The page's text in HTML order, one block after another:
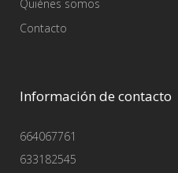
Quiénes somos
Contacto
Información de contacto
664067761
633182545